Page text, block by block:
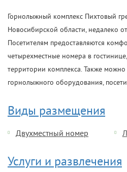
Горнолыжный комплекс Пихтовый
Новосибирской области, недалеко
Посетителям предоставляются
четырехместные номера в
территории комплекса. Также можно
горнолыжного оборудования,
Виды размещения
Двухместный номер
Услуги и развлечения